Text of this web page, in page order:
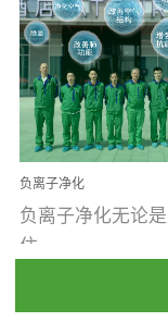
受温度、湿度、
分、通风四个条
温暖潮湿、营养
通风缓慢的空间
大量霉菌的...
负离子净化
负离子净化无论是
住...